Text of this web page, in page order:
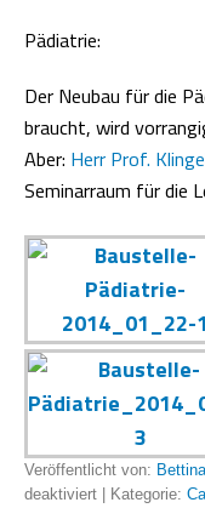
Pädiatrie:
Der Neubau für die
braucht, wird
Aber: Herr Prof.
Seminarraum für die
Veröffentlicht von:
deaktiviert
| Kategorie: